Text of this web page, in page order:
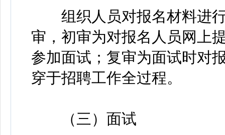
组织人员对报名材料进行
审，初审为对报名人员网上
参加面试；复审为面试时对
穿于招聘工作全过程。
（三）面试